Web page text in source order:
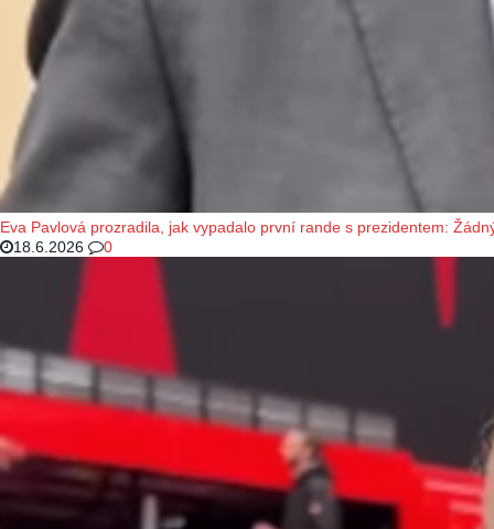
Eva Pavlová prozradila, jak vypadalo první rande s prezidentem:
18.6.2026
0